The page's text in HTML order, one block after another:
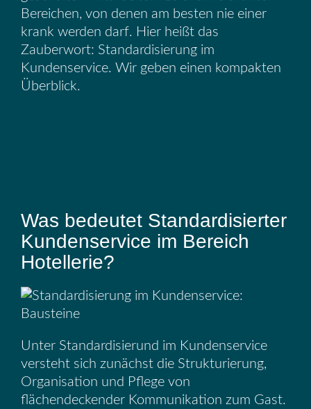
Bereichen, von denen am besten nie einer
krank werden darf. Hier heißt das
Zauberwort: Standardisierung im
Kundenservice. Wir geben einen kompakten
Überblick.
Was bedeutet Standardisierter
Kundenservice im Bereich
Hotellerie?
Unter Standardisierund im Kundenservice
versteht sich zunächst die Strukturierung,
Organisation und Pflege von
flächendeckender Kommunikation zum Gast.